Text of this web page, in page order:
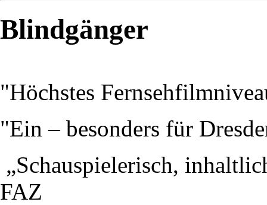
Blindgänger
"Höchstes
"Ein – besonders für
„Schauspielerisch,
FAZ